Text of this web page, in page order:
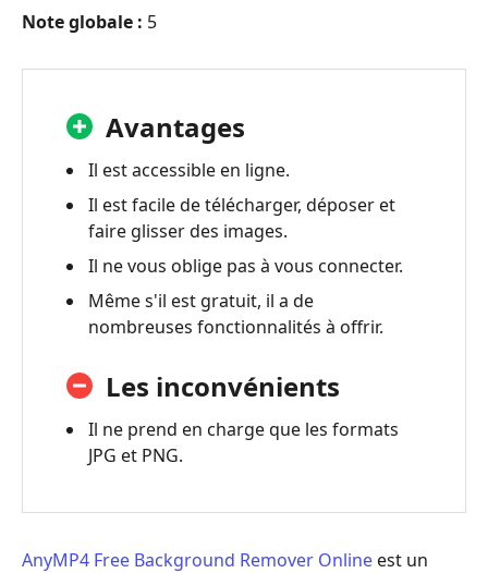
Note globale : 5
Avantages
Il est accessible en ligne.
Il est facile de télécharger, déposer et
faire glisser des images.
Il ne vous oblige pas à vous connecter.
Même s'il est gratuit, il a de
nombreuses fonctionnalités à offrir.
Les inconvénients
Il ne prend en charge que les formats
JPG et PNG.
AnyMP4 Free Background Remover Online est un